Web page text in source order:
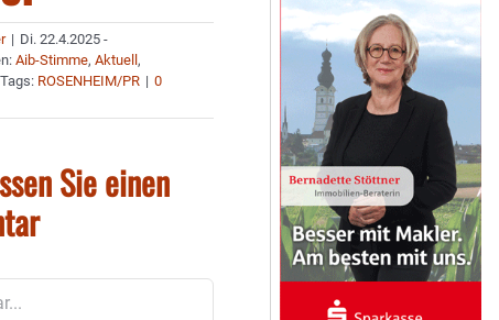
| Di. 22.4.2025 -
Aib-Stimme,Aktuell,
Tags: ROSENHEIM/PR | 0
Sie einen